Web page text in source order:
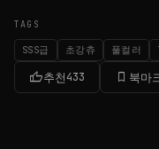
TAGS
SSS급 초강츄 풀컬러
thumb_up추천433 bookmark_border 북마